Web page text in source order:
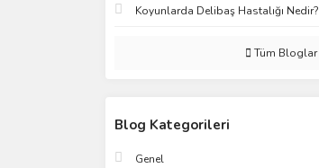
Koyunlarda Delibaş Hastalığı Nedir?
Tüm Bloglar
Blog Kategorileri
Genel